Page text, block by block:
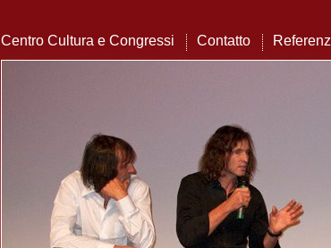
Centro Cultura e Congressi Contatto